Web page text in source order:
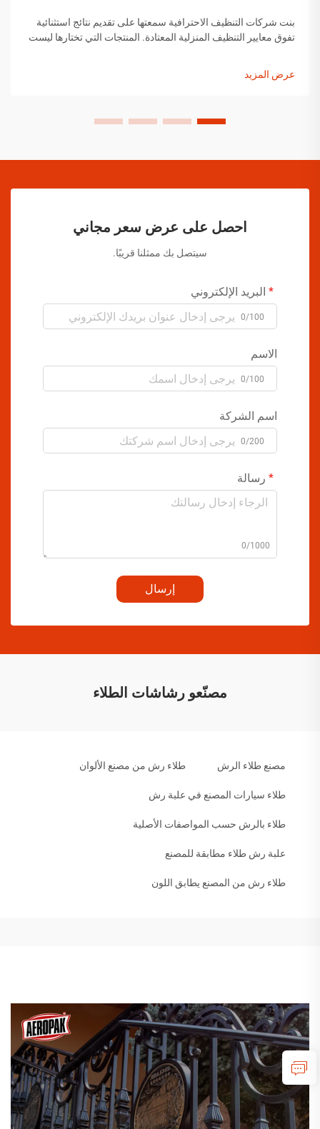
بنت شركات التنظيف الاحترافية سمعتها على تقديم نتائج استثنائية
تفوق معايير التنظيف المنزلية المعتادة. المنتجات التي تختارها ليست
عرض المزيد
احصل على عرض سعر مجاني
سيتصل بك ممثلنا قريبًا.
البريد الإلكتروني
0/100
الاسم
0/100
اسم الشركة
0/200
رسالة
0/1000
إرسال
مصنّعو رشاشات الطلاء
مصنع طلاء الرش طلاء رش من مصنع الألوان
طلاء سيارات المصنع في علبة رش
طلاء بالرش حسب المواصفات الأصلية
علبة رش طلاء مطابقة للمصنع
طلاء رش من المصنع يطابق اللون